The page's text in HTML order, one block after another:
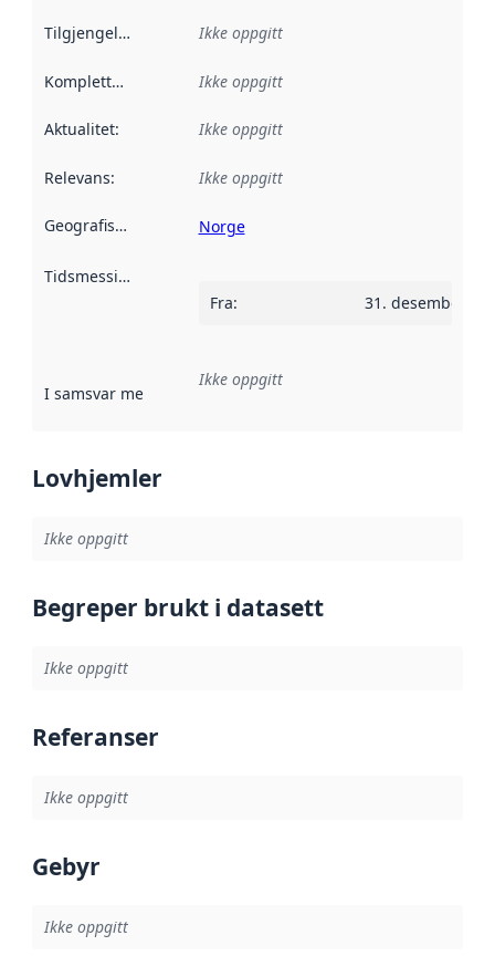
Tilgjengelighet Ikke oppgitt
Kompletthet Ikke oppgitt
Aktualitet: Ikke oppgitt
Relevans: Ikke oppgitt
Geografisk avgrensning :
Norge
Tidsmessig avgrensning
Fra: 31. desember
I samsvar med Referanse til en implementasjonsregel
Ikke oppgitt
Lovhjemler
Ikke oppgitt
Begreper brukt i datasett
Ikke oppgitt
Referanser
Ikke oppgitt
Gebyr
Ikke oppgitt